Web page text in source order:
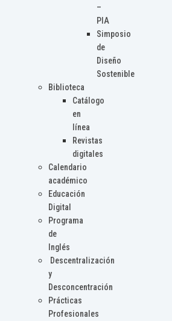
–
PIA
Simposio
de
Diseño
Sostenible
Biblioteca
Catálogo
en
línea
Revistas
digitales
Calendario
académico
Educación
Digital
Programa
de
Inglés
Descentralización
y
Desconcentración
Prácticas
Profesionales